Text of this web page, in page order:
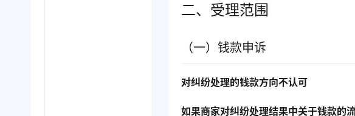
二、受理范围
（一）钱款申诉
对纠纷处理的钱款方向不认可
如果商家对纠纷处理结果中关于钱款的